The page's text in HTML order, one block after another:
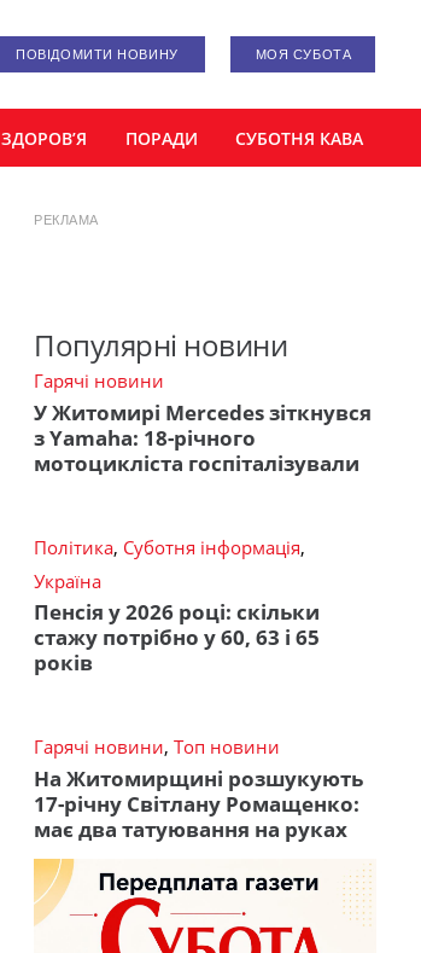
ПОВІДОМИТИ НОВИНУ МОЯ СУБОТА
ЗДОРОВ’Я ПОРАДИ СУБОТНЯ КАВА
РЕКЛАМА
Популярні новини
Гарячі новини
У Житомирі Mercedes зіткнувся
з Yamaha: 18-річного
мотоцикліста госпіталізували
Політика, Суботня інформація,
Україна
Пенсія у 2026 році: скільки
стажу потрібно у 60, 63 і 65
років
Гарячі новини, Топ новини
На Житомирщині розшукують
17-річну Світлану Ромащенко:
має два татуювання на руках